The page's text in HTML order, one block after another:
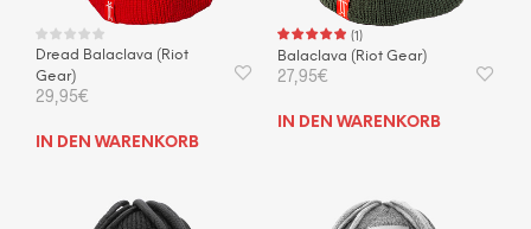
Dread Balaclava (Riot
Gear)
29,95€
IN DEN WARENKORB
(1)
Balaclava (Riot Gear)
27,95€
IN DEN WARENKORB